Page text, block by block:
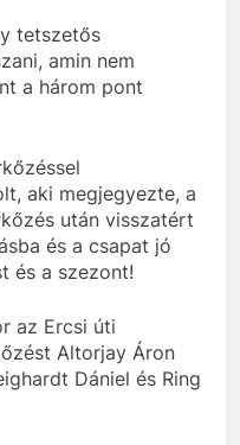
tetszetős
amin nem
a három pont
aki megjegyezte, a
után visszatért
és a csapat jó
és a szezont!
az Ercsi úti
Altorjay Áron
Dániel és Ring